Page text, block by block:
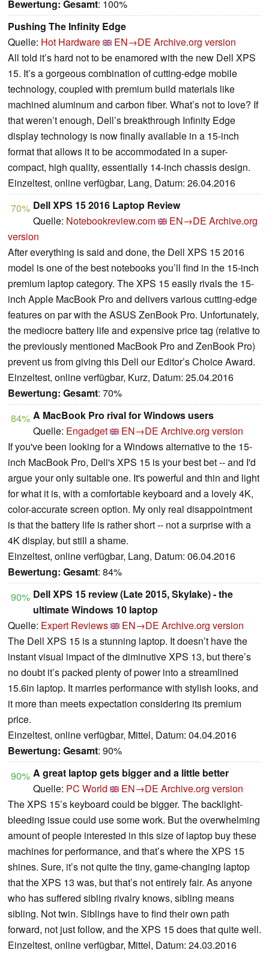
Bewertung: Gesamt: 100%
Pushing The Infinity Edge
Quelle: Hot Hardware EN→DE Archive.org version
All told it’s hard not to be enamored with the new Dell XPS
15. It’s a gorgeous combination of cutting-edge mobile
technology, coupled with premium build materials like
machined aluminum and carbon fiber. What’s not to love? If
that weren’t enough, Dell’s breakthrough Infinity Edge
display technology is now finally available in a 15-inch
format that allows it to be accommodated in a super-
compact, high quality, essentially 14-inch chassis design.
Einzeltest, online verfügbar, Lang, Datum: 26.04.2016
70% Dell XPS 15 2016 Laptop Review
Quelle: Notebookreview.com EN→DE Archive.org
version
After everything is said and done, the Dell XPS 15 2016
model is one of the best notebooks you’ll find in the 15-inch
premium laptop category. The XPS 15 easily rivals the 15-
inch Apple MacBook Pro and delivers various cutting-edge
features on par with the ASUS ZenBook Pro. Unfortunately,
the mediocre battery life and expensive price tag (relative to
the previously mentioned MacBook Pro and ZenBook Pro)
prevent us from giving this Dell our Editor’s Choice Award.
Einzeltest, online verfügbar, Kurz, Datum: 25.04.2016
Bewertung: Gesamt: 70%
84% A MacBook Pro rival for Windows users
Quelle: Engadget EN→DE Archive.org version
If you've been looking for a Windows alternative to the 15-
inch MacBook Pro, Dell's XPS 15 is your best bet -- and I'd
argue your only suitable one. It's powerful and thin and light
for what it is, with a comfortable keyboard and a lovely 4K,
color-accurate screen option. My only real disappointment
is that the battery life is rather short -- not a surprise with a
4K display, but still a shame.
Einzeltest, online verfügbar, Lang, Datum: 06.04.2016
Bewertung: Gesamt: 84%
90% Dell XPS 15 review (Late 2015, Skylake) - the
ultimate Windows 10 laptop
Quelle: Expert Reviews EN→DE Archive.org version
The Dell XPS 15 is a stunning laptop. It doesn’t have the
instant visual impact of the diminutive XPS 13, but there’s
no doubt it’s packed plenty of power into a streamlined
15.6in laptop. It marries performance with stylish looks, and
it more than meets expectation considering its premium
price.
Einzeltest, online verfügbar, Mittel, Datum: 04.04.2016
Bewertung: Gesamt: 90%
90% A great laptop gets bigger and a little better
Quelle: PC World EN→DE Archive.org version
The XPS 15’s keyboard could be bigger. The backlight-
bleeding issue could use some work. But the overwhelming
amount of people interested in this size of laptop buy these
machines for performance, and that’s where the XPS 15
shines. Sure, it’s not quite the tiny, game-changing laptop
that the XPS 13 was, but that’s not entirely fair. As anyone
who has suffered sibling rivalry knows, sibling means
sibling. Not twin. Siblings have to find their own path
forward, not just follow, and the XPS 15 does that quite well.
Einzeltest, online verfügbar, Mittel, Datum: 24.03.2016